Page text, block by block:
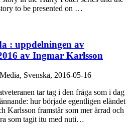
to be presented on …
: uppdelningen av
av Ingmar Karlsson
Svenska, 2016-05-16
tar tag i den fråga som i dag
hur började egentligen eländet
Karlsson framstår som mer ärrad och
som tagit itu med nuti…